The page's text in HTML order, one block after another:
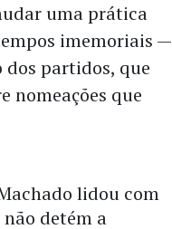
uma prática
imemoriais —
partidos, que
nomeações que
lidou com
detém a